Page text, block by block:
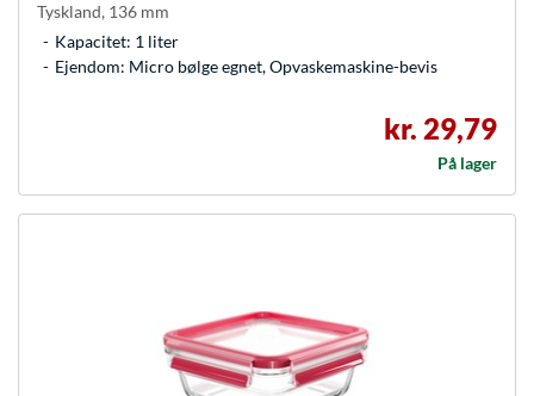
Tyskland, 136 mm
Kapacitet: 1 liter
Ejendom: Micro bølge egnet, Opvaskemaskine-bevis
kr. 29,79
På lager